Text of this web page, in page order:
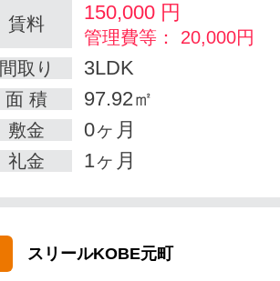
賃料 150,000 円
管理費等： 20,000円
間取り
3LDK
面 積 97.92㎡
敷金 0ヶ月
礼金 1ヶ月
スリールKOBE元町